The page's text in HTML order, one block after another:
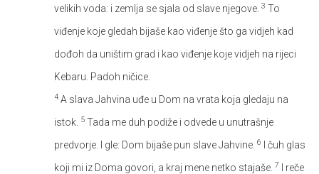
velikih voda: i zemlja se sjala od slave njegove. 3 To
viđenje koje gledah bijaše kao viđenje što ga vidjeh kad
dođoh da uništim grad i kao viđenje koje vidjeh na rijeci
Kebaru. Padoh ničice.
4 A slava Jahvina uđe u Dom na vrata koja gledaju na
istok. 5 Tada me duh podiže i odvede u unutrašnje
predvorje. I gle: Dom bijaše pun slave Jahvine. 6
I čuh glas
koji mi iz Doma govori, a kraj mene netko stajaše. 7
I reče